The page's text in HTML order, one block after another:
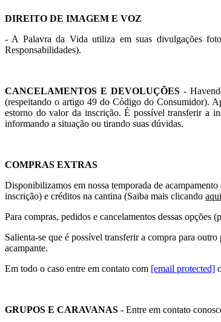
DIREITO DE IMAGEM E VOZ
- A Palavra da Vida utiliza em suas divulgações
Responsabilidades).
CANCELAMENTOS E DEVOLUÇÕES -
(respeitando o artigo 49 do Código do Consumidor).
estorno do valor da inscrição. É possível transferir a
informando a situação ou tirando suas dúvidas.
COMPRAS EXTRAS
Disponibilizamos em nossa temporada de
inscrição) e créditos na cantina (Saiba mais clicando aqui
Para compras, pedidos e cancelamentos dessas
Salienta-se que é possível transferir a compra para
acampante.
Em todo o caso entre em contato com [email protected]
GRUPOS E CARAVANAS - Entre em contato